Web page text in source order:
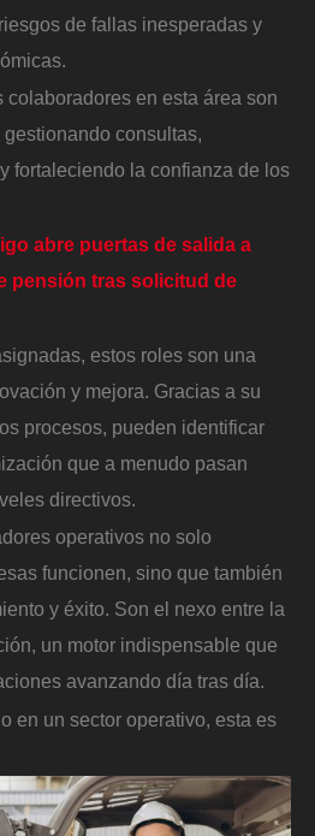
de fallas inesperadas y
colaboradores en esta área son
consultas,
fortaleciendo la confianza de los
abre puertas de salida a
pensión tras solicitud de
estos roles son una
y mejora. Gracias a su
procesos, pueden identificar
que a menudo pasan
directivos.
operativos no solo
funcionen, sino que también
y éxito. Son el nexo entre la
un motor indispensable que
avanzando día tras día.
en un sector operativo, esta es